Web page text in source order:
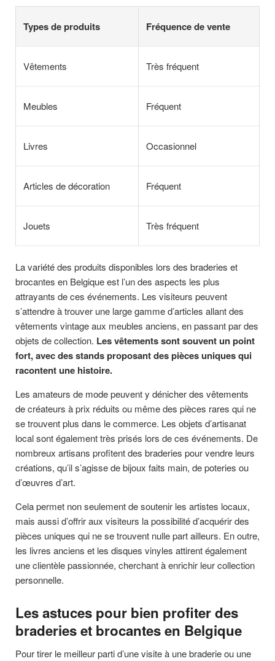
Types de produits Fréquence de vente
Vêtements Très fréquent
Meubles Fréquent
Livres Occasionnel
Articles de décoration Fréquent
Jouets Très fréquent
La variété des produits disponibles lors des braderies et
brocantes en Belgique est l’un des aspects les plus
attrayants de ces événements. Les visiteurs peuvent
s’attendre à trouver une large gamme d’articles allant des
vêtements vintage aux meubles anciens, en passant par des
objets de collection. Les vêtements sont souvent un point
fort, avec des stands proposant des pièces uniques qui
racontent une histoire.
Les amateurs de mode peuvent y dénicher des vêtements
de créateurs à prix réduits ou même des pièces rares qui ne
se trouvent plus dans le commerce. Les objets d’artisanat
local sont également très prisés lors de ces événements. De
nombreux artisans profitent des braderies pour vendre leurs
créations, qu’il s’agisse de bijoux faits main, de poteries ou
d’œuvres d’art.
Cela permet non seulement de soutenir les artistes locaux,
mais aussi d’offrir aux visiteurs la possibilité d’acquérir des
pièces uniques qui ne se trouvent nulle part ailleurs. En outre,
les livres anciens et les disques vinyles attirent également
une clientèle passionnée, cherchant à enrichir leur collection
personnelle.
Les astuces pour bien profiter des
braderies et brocantes en Belgique
Pour tirer le meilleur parti d’une visite à une braderie ou une